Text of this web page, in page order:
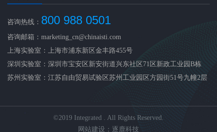
咨询热线： 800 988 0501
咨询邮箱：marketing_cn@chinaisti.com
上海实验室：上海市浦东新区金丰路455号
深圳实验室：深圳市宝安区新安街道兴东社区71区新政工业园B栋
苏州实验室：江苏自由贸易试验区苏州工业园区方园街51号九幢2层
©2019 Integrated . All Rights Reserved.
网站建设：逐鹿科技